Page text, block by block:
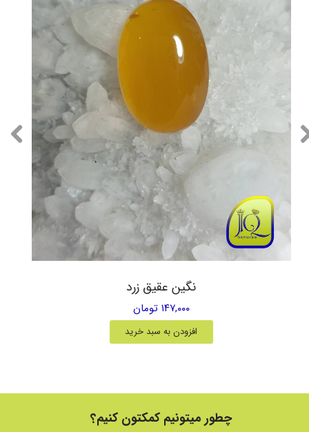
نگین عقیق زرد
۱۴۷,۰۰۰ تومان
افزودن به سبد خرید
چطور میتونیم کمکتون کنیم؟